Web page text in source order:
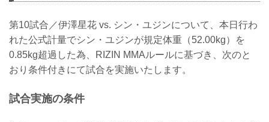
第10試合／伊澤星花 vs. シン・ユジンについて、本日行わ
れた公式計量でシン・ユジンが規定体重（52.00kg）を
0.85kg超過した為、RIZIN MMAルールに基づき、次のと
おり条件付きにて試合を実施いたします。
試合実施の条件